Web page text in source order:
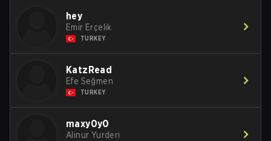
hey
Emir Erçelik
TURKEY
KatzRead
Efe Seğmen
TURKEY
maxy0y0
Alinur Yurderi